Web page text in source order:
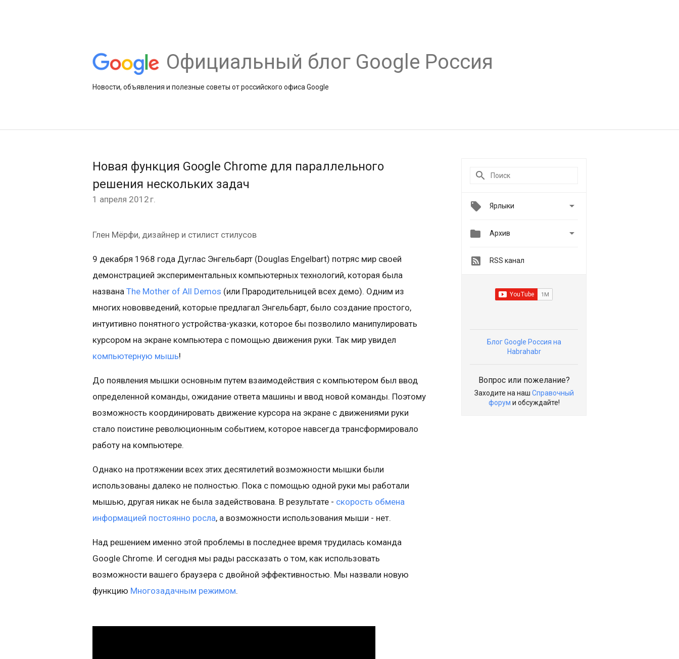
Официальный блог Google Россия
Новости, объявления и полезные советы от российского офиса Google
Новая функция Google Chrome для параллельного
решения нескольких задач
1 апреля 2012 г.
Глен Мёрфи, дизайнер и стилист стилусов
9 декабря 1968 года Дуглас Энгельбарт (Douglas Engelbart) потряс мир своей
демонстрацией экспериментальных компьютерных технологий, которая была
названа The Mother of All Demos (или Прародительницей всех демо). Одним из
многих нововведений, которые предлагал Энгельбарт, было создание простого,
интуитивно понятного устройства-указки, которое бы позволило манипулировать
курсором на экране компьютера с помощью движения руки. Так мир увидел
компьютерную мышь!
До появления мышки основным путем взаимодействия с компьютером был ввод
определенной команды, ожидание ответа машины и ввод новой команды. Поэтому
возможность координировать движение курсора на экране с движениями руки
стало поистине революционным событием, которое навсегда трансформировало
работу на компьютере.
Однако на протяжении всех этих десятилетий возможности мышки были
использованы далеко не полностью. Пока с помощью одной руки мы работали
мышью, другая никак не была задействована. В результате - скорость обмена
информацией постоянно росла, а возможности использования мыши - нет.
Над решением именно этой проблемы в последнее время трудилась команда
Google Chrome. И сегодня мы рады рассказать о том, как использовать
возможности вашего браузера с двойной эффективностью. Мы назвали новую
функцию Многозадачным режимом.
Ярлыки 
 Архив 
RSS канал
Блог Google Россия на
Habrahabr
Вопрос или пожелание?
Заходите на наш Справочный
форум и обсуждайте!